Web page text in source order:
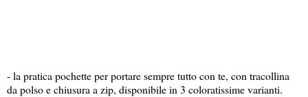
- la pratica pochette per portare sempre tutto con te, con tracollina
da polso e chiusura a zip, disponibile in 3 coloratissime varianti.